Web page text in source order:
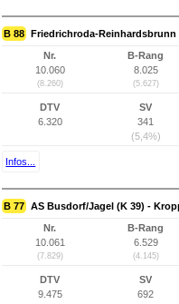
B 88 Friedrichroda-Reinhardsbrunn
Nr.
10.060
(8.260)
B-Rang
8.025
(5.627)
DTV
6.320
SV
341
(5,4%)
Infos...
B 77 AS Busdorf/Jagel (K 39) -
Nr.
10.061
(7.829)
B-Rang
6.529
(4.145)
DTV
9.475
SV
692